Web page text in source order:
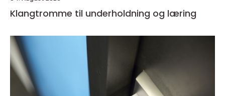
Klangtromme til underholdning og læring